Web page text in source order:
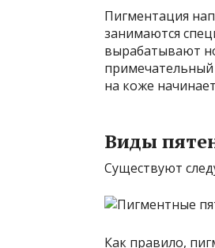
Пигментация
занимаются
вырабатывают
примечательный
на коже
Виды
Существуют
Как правило,